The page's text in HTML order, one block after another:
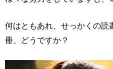
何はともあれ、せっかくの読
冊、どうですか？